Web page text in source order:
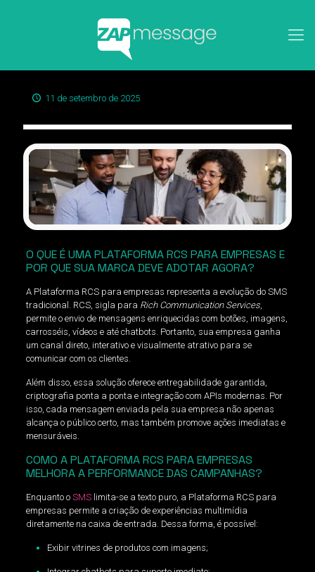
11 de setembro de 2025
O QUE É UMA PLATAFORMA RCS PARA EMPRESAS E
POR QUE SUA MARCA DEVE ADOTAR AGORA?
A Plataforma RCS para empresas representa a evolução do SMS
tradicional. RCS, sigla para Rich Communication Services,
permite o envio de mensagens enriquecidas com botões, imagens,
carrosséis, vídeos e até chatbots. Portanto, sua empresa ganha
um canal direto, interativo e visualmente atrativo para se
comunicar com os clientes.
Além disso, essa solução oferece entregabilidade garantida,
criptografia ponta a ponta e integração com APIs modernas. Por
isso, cada mensagem enviada pela sua empresa não apenas
alcança o público certo, mas também promove ações imediatas e
mensuráveis.
COMO A PLATAFORMA RCS PARA EMPRESAS
MELHORA A PERFORMANCE DAS CAMPANHAS?
Enquanto o SMSlimita-se a texto puro, a Plataforma RCS para
empresas permite a criação de experiências multimídia
diretamente na caixa de entrada. Dessa forma, é possível:
Exibir vitrines de produtos com imagens;